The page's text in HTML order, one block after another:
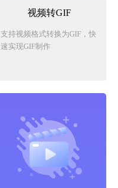
视频转GIF
支持视频格式转换为GIF，快
速实现GIF制作